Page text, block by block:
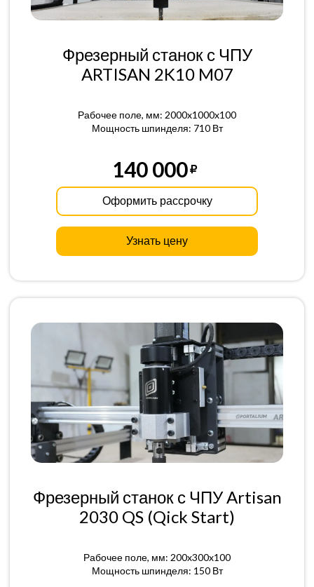
Фрезерный станок с ЧПУ
ARTISAN 2K10 M07
Рабочее поле, мм: 2000x1000x100
Мощность шпинделя: 710 Вт
140 000
Оформить рассрочку
Узнать цену
Фрезерный станок с ЧПУ Artisan
2030 QS (Qick Start)
Рабочее поле, мм: 200x300x100
Мощность шпинделя: 150 Вт